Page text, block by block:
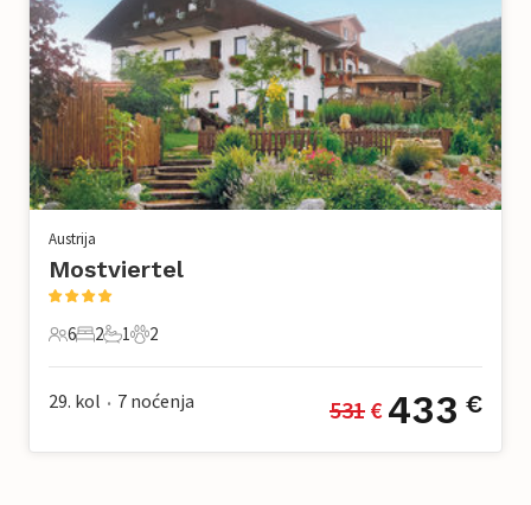
Austrija
Mostviertel
6 Gosti
6
2 Spavaće sobe
2
1 Kupaonica
1
2 Kućni ljubimac
2
29. kol • 7 noćenja 531 € 433 €